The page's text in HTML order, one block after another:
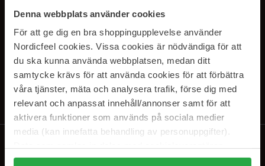
Denna webbplats använder cookies
För att ge dig en bra shoppingupplevelse använder
Nordicfeel cookies. Vissa cookies är nödvändiga för att
du ska kunna använda webbplatsen, medan ditt
samtycke krävs för att använda cookies för att förbättra
våra tjänster, mäta och analysera trafik, förse dig med
relevant och anpassat innehåll/annonser samt för att
aktivera funktioner som används på sociala medier
media (kan innefatta behandling av personuppgifter).
Genom att trycka på "Tillåt alla cookies" accepterar du
SUBSCRIBE TO OUR
NEWSLETTER
Ved å abonnere godtar du vårpersonvernerklæring. Du kan melde deg
av når som helst.